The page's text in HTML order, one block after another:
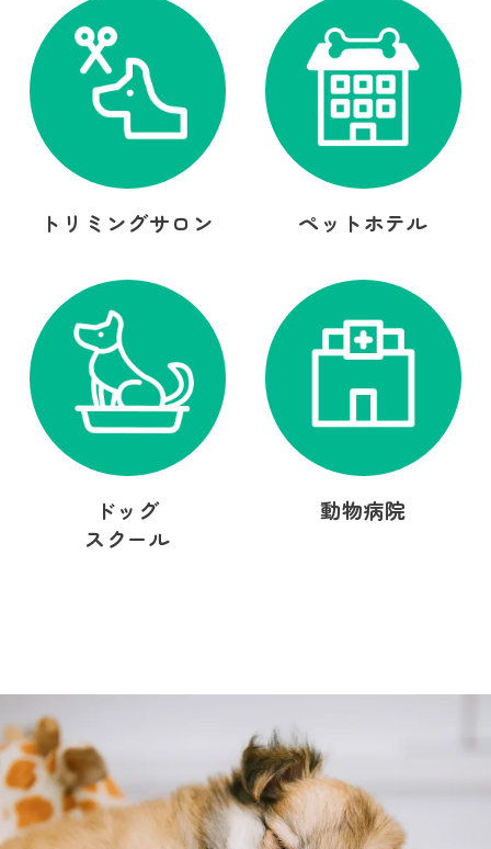
トリミングサロン ペットホテル
ドッグ
スクール
動物病院